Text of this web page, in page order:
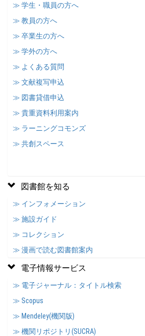
≫ 学生・職員の方へ
≫ 教員の方へ
≫ 卒業生の方へ
≫ 学外の方へ
≫ よくある質問
≫ 文献複写申込
≫ 図書貸借申込
≫ 貴重資料利用案内
≫ ラーニングコモンズ
≫ 共創スペース
図書館を知る
≫ インフォメーション
≫ 施設ガイド
≫ コレクション
≫ 漫画で読む図書館案内
電子情報サービス
≫ 電子ジャーナル：タイトル検索
≫ Scopus
≫ Mendeley(機関版)
≫ 機関リポジトリ(SUCRA)